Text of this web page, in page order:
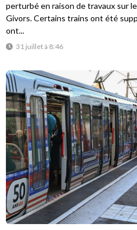
31 juillet à 8:46
perturbé en raison de travaux sur
Givors. Certains trains ont été
ont...